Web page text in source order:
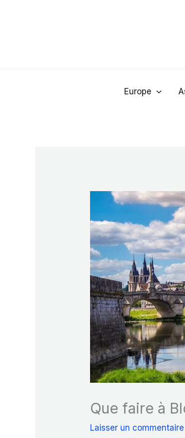
Europe
Que faire à
Laisser un commentaire